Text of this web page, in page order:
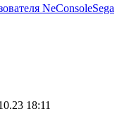
NeConsoleSega
18:11